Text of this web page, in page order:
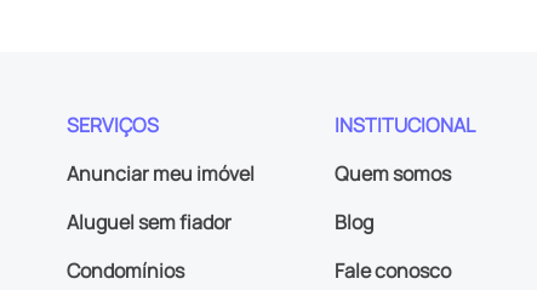
SERVIÇOS
Anunciar meu imóvel
Aluguel sem fiador
Condomínios
INSTITUCIONAL
Quem somos
Blog
Fale conosco